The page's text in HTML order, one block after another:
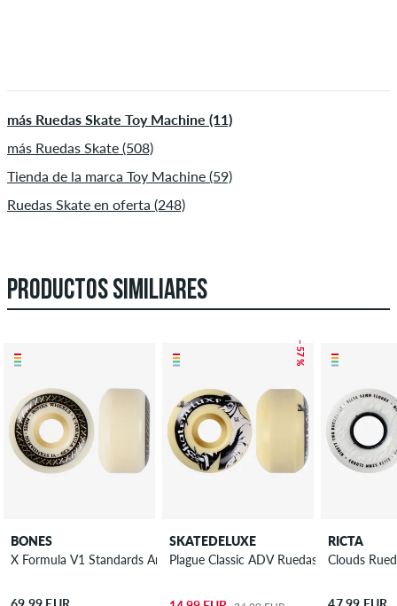
más Ruedas Skate Toy Machine (11)
más Ruedas Skate (508)
Tienda de la marca Toy Machine (59)
Ruedas Skate en oferta (248)
PRODUCTOS SIMILIARES
BONES
X Formula V1 Standards Annuals Ruedas 52 mm 99A Pack de 4
– 57 %
SKATEDELUXE
Plague Classic ADV Ruedas 52 mm 100A
RICTA
Clouds